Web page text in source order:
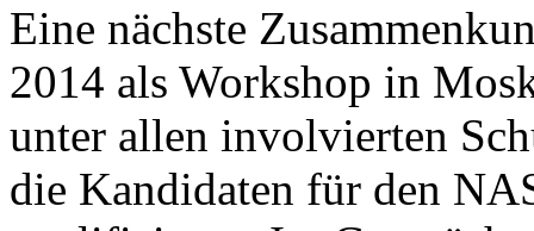
Eine nächste
2014 als Workshop in
unter allen involvierten
die Kandidaten für den